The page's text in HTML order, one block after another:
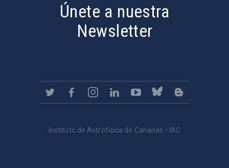
Únete a nuestra
Newsletter
Instituto de Astrofísica de Canarias • IAC